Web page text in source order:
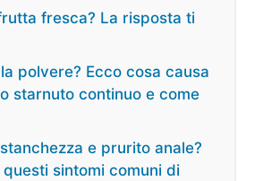
fresca? La risposta ti
polvere? Ecco cosa causa
starnuto continuo e come
e prurito anale?
sintomi comuni di